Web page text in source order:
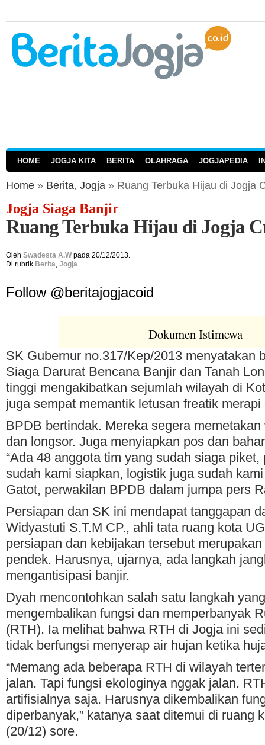
HOME JOGJA KITA BERITA OLAHRAGA JOGJAPEDIA
Home » Berita, Jogja » Ruang Terbuka Hijau di Jogja
Jogja Siaga Banjir
Ruang Terbuka Hijau di Jogja
Oleh Swadesta A.W pada 20/12/2013.
Di rubrik Berita, Jogja
Follow @beritajogjacoid
Dokumen Istimewa
SK Gubernur no.317/Kep/2013 menyatakan
Siaga Darurat Bencana Banjir dan Tanah
tinggi mengakibatkan sejumlah wilayah di
juga sempat memantik letusan freatik merapi
BPDB bertindak. Mereka segera
dan longsor. Juga menyiapkan pos dan
“Ada 48 anggota tim yang sudah siaga
sudah kami siapkan, logistik juga sudah
Gatot, perwakilan BPDB dalam jumpa pers
Persiapan dan SK ini mendapat tanggapan
Widyastuti S.T.M CP., ahli tata ruang kota
persiapan dan kebijakan tersebut
pendek. Harusnya, ujarnya, ada langkah
mengantisipasi banjir.
Dyah mencontohkan salah satu langkah
mengembalikan fungsi dan memperbanyak
(RTH). Ia melihat bahwa RTH di Jogja ini
tidak berfungsi menyerap air hujan ketika
“Memang ada beberapa RTH di wilayah
jalan. Tapi fungsi ekologinya nggak jalan.
artifisialnya saja. Harusnya dikembalikan
diperbanyak,” katanya saat ditemui di ruang
(20/12) sore.